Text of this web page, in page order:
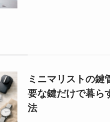
ミニマリストの鍵
要な鍵だけで暮ら
法